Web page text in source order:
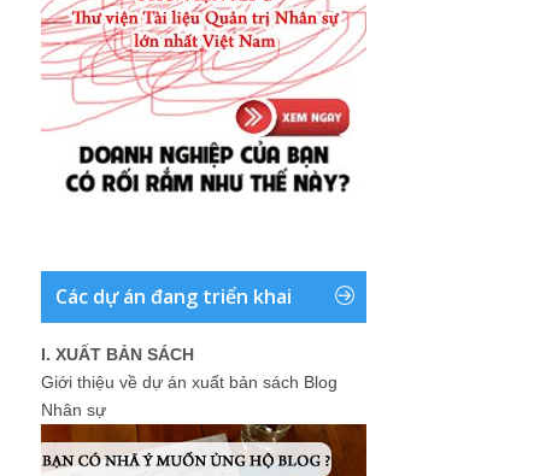
Các dự án đang triển khai
I. XUẤT BẢN SÁCH
Giới thiệu về dự án xuất bản sách Blog
Nhân sự